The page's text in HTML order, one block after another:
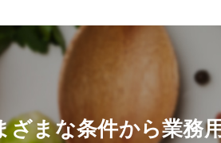
ざまな条件から業務